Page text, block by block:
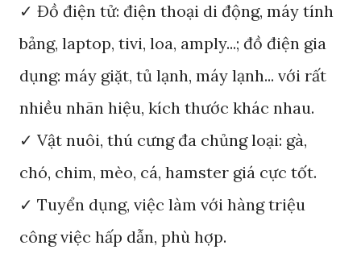
✓ Đồ điện tử: điện thoại di động, máy tính
bảng, laptop, tivi, loa, amply...; đồ điện gia
dụng: máy giặt, tủ lạnh, máy lạnh... với rất
nhiều nhãn hiệu, kích thước khác nhau.
✓ Vật nuôi, thú cưng đa chủng loại: gà,
chó, chim, mèo, cá, hamster giá cực tốt.
✓ Tuyển dụng, việc làm với hàng triệu
công việc hấp dẫn, phù hợp.